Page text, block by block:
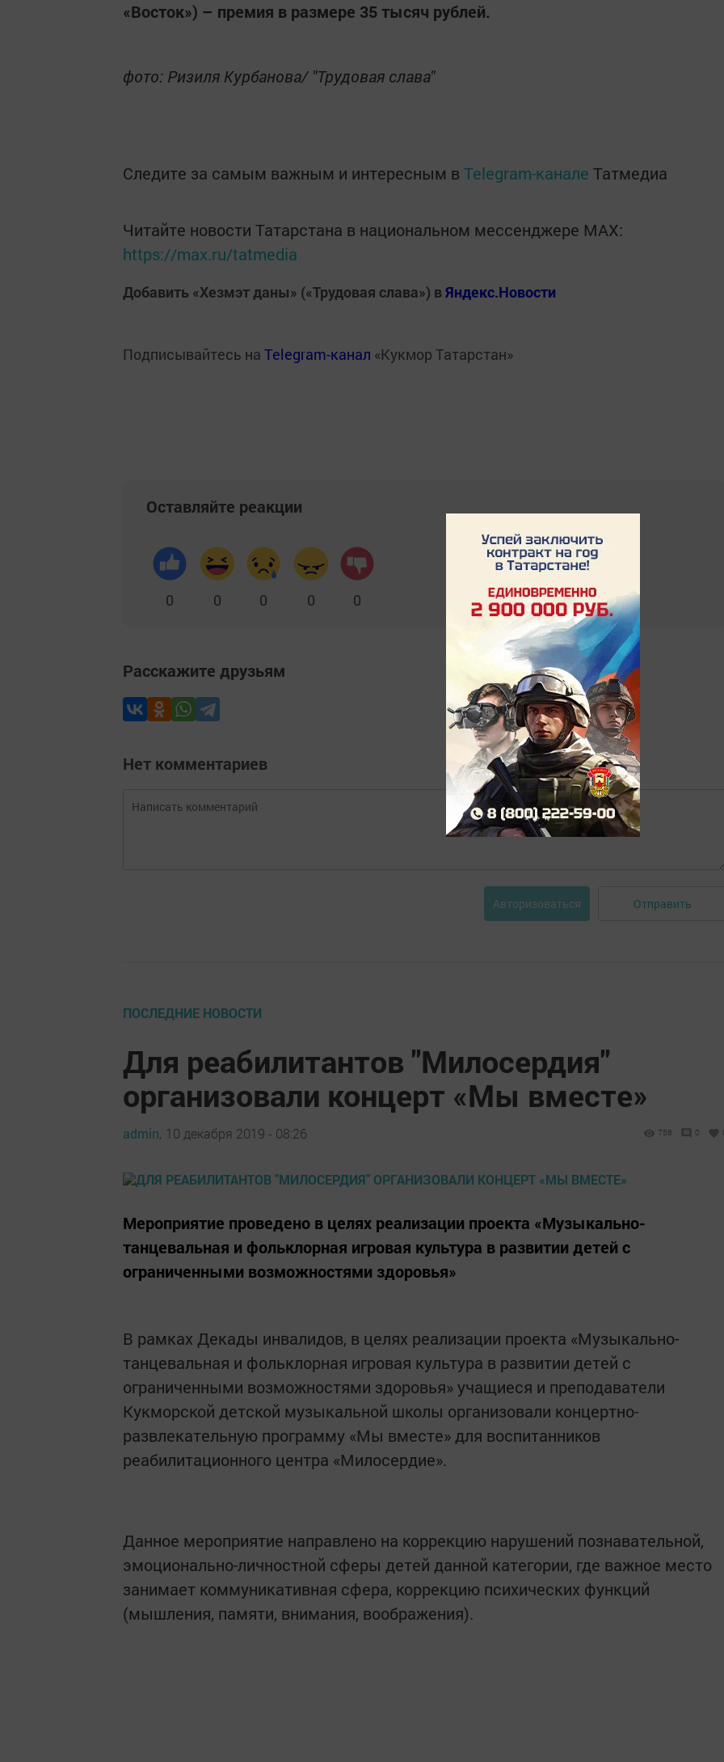
«Восток») – премия в размере 35 тысяч рублей.
фото: Ризиля Курбанова/ "Трудовая слава"
Следите за самым важным и интересным в Telegram-канале Татмедиа
Читайте новости Татарстана в национальном мессенджере MАХ:
https://max.ru/tatmedia
Добавить «Хезмэт даны» («Трудовая слава») вЯндекс.Новости
Подписывайтесь на Telegram-канал «Кукмор Татарстан»
Оставляйте реакции
0 0 0 0 0
Расскажите друзьям
Нет комментариев
Авторизоваться Отправить
ПОСЛЕДНИЕ НОВОСТИ
Для реабилитантов "Милосердия"
организовали концерт «Мы вместе»
admin, 10 декабря 2019 - 08:26 758 0
Мероприятие проведено в целях реализации проекта «Музыкально-
танцевальная и фольклорная игровая культура в развитии детей с
ограниченными возможностями здоровья»
В рамках Декады инвалидов, в целях реализации проекта «Музыкально-
танцевальная и фольклорная игровая культура в развитии детей с
ограниченными возможностями здоровья» учащиеся и преподаватели
Кукморской детской музыкальной школы организовали концертно-
развлекательную программу «Мы вместе» для воспитанников
реабилитационного центра «Милосердие».
Данное мероприятие направлено на коррекцию нарушений познавательной,
эмоционально-личностной сферы детей данной категории, где важное место
занимает коммуникативная сфера, коррекцию психических функций
(мышления, памяти, внимания, воображения).